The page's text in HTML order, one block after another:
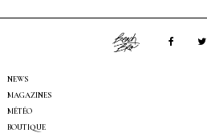
NEWS
MAGAZINES
MÉTÉO
BOUTIQUE